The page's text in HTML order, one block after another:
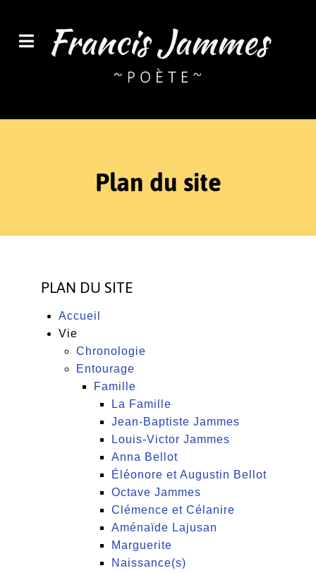
Plan du site
PLAN DU SITE
Accueil
Vie
Chronologie
Entourage
Famille
La Famille
Jean-Baptiste Jammes
Louis-Victor Jammes
Anna Bellot
Éléonore et Augustin Bellot
Octave Jammes
Clémence et Célanire
Aménaïde Lajusan
Marguerite
Naissance(s)